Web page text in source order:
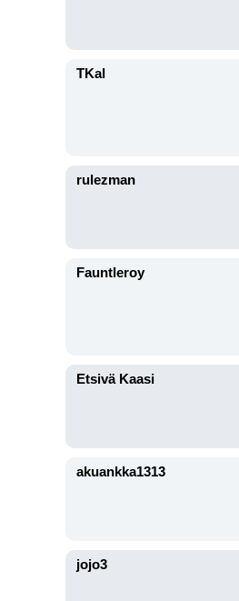
TKal
rulezman
Fauntleroy
Etsivä Kaasi
akuankka1313
jojo3